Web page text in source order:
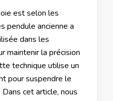
est selon les
pendule ancienne a
dans les
maintenir la précision
technique utilise un
pour suspendre le
cet article, nous